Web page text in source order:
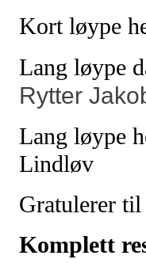
Kort løype
Lang løype
Rytter
Lang løype
Lindløv
Gratulerer
Komplett